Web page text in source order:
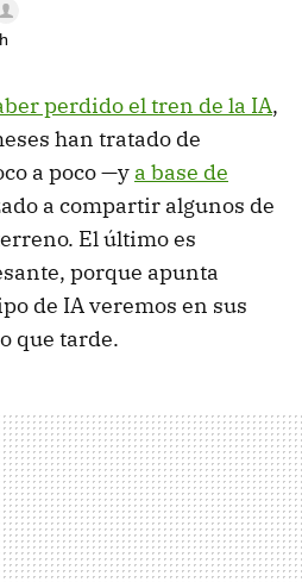
perdido el tren de la IA,
han tratado de
a poco —y a base de
a compartir algunos de
El último es
porque apunta
de IA veremos en sus
que tarde.